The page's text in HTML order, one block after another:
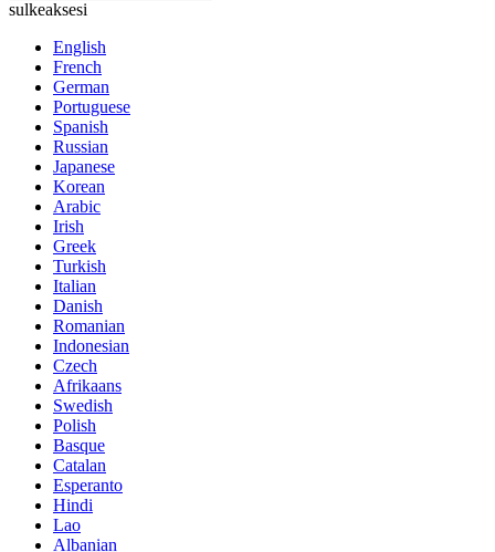
sulkeaksesi
English
French
German
Portuguese
Spanish
Russian
Japanese
Korean
Arabic
Irish
Greek
Turkish
Italian
Danish
Romanian
Indonesian
Czech
Afrikaans
Swedish
Polish
Basque
Catalan
Esperanto
Hindi
Lao
Albanian